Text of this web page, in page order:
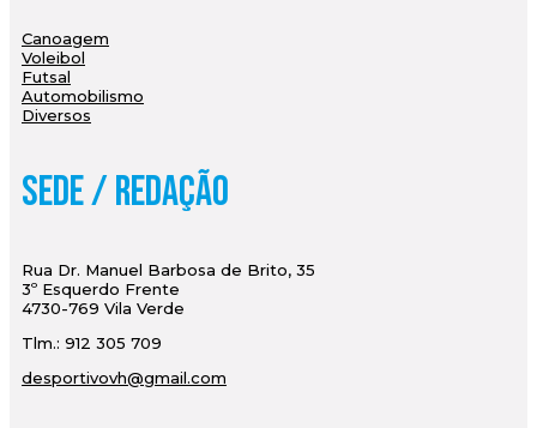
Canoagem
Voleibol
Futsal
Automobilismo
Diversos
Sede / Redação
Rua Dr. Manuel Barbosa de Brito, 35
3º Esquerdo Frente
4730-769 Vila Verde
Tlm.: 912 305 709
desportivovh@gmail.com